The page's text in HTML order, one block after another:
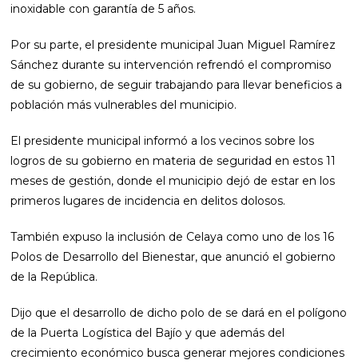
inoxidable con garantía de 5 años.
Por su parte, el presidente municipal Juan Miguel Ramírez
Sánchez durante su intervención refrendó el compromiso
de su gobierno, de seguir trabajando para llevar beneficios a
población más vulnerables del municipio.
El presidente municipal informó a los vecinos sobre los
logros de su gobierno en materia de seguridad en estos 11
meses de gestión, donde el municipio dejó de estar en los
primeros lugares de incidencia en delitos dolosos.
También expuso la inclusión de Celaya como uno de los 16
Polos de Desarrollo del Bienestar, que anunció el gobierno
de la República.
Dijo que el desarrollo de dicho polo de se dará en el polígono
de la Puerta Logística del Bajío y que además del
crecimiento económico busca generar mejores condiciones